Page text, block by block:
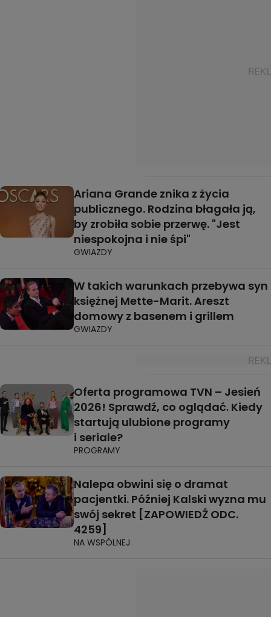
Ariana Grande znika z życia
publicznego. Rodzina błagała ją,
by zrobiła sobie przerwę. "Jest
niespokojna i nie śpi"
GWIAZDY
W takich warunkach przebywa syn
księżnej Mette-Marit. Areszt
domowy z basenem i grillem
GWIAZDY
Oferta programowa TVN – Jesień
2026! Sprawdź, co oglądać. Kiedy
startują ulubione programy
i seriale?
PROGRAMY
Nalepa obwini się o dramat
pacjentki. Później Kalski wyzna mu
swój sekret [ZAPOWIEDŹ ODC.
4259]
NA WSPÓLNEJ